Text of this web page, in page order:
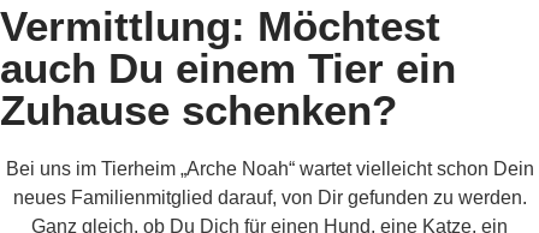
Vermittlung: Möchtest
auch Du einem Tier ein
Zuhause schenken?
Bei uns im Tierheim „Arche Noah“ wartet vielleicht schon Dein
neues Familienmitglied darauf, von Dir gefunden zu werden.
Ganz gleich, ob Du Dich für einen Hund, eine Katze, ein